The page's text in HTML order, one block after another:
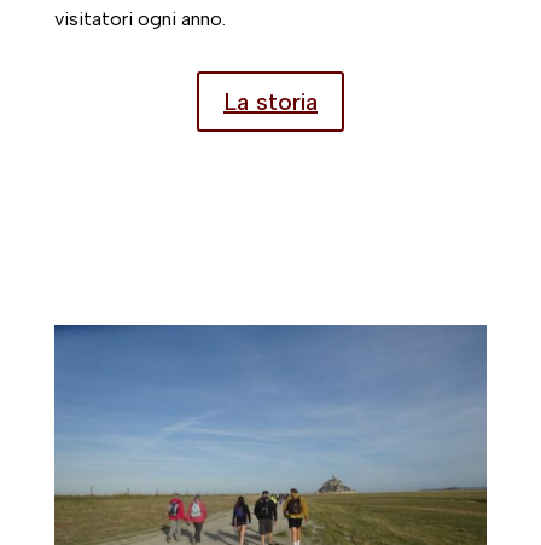
visitatori ogni anno.
La storia